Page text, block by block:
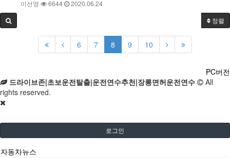
이선영 6644
2020.06.24
정렬
6 7 8 9 10
PC버전
드라이브존|초보운전탈출|운전연수추천|장롱면허운전연수
All
rights reserved.
로그인
자동차뉴스